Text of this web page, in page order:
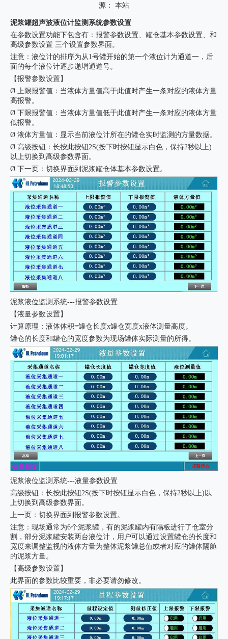
源： 本站
["wechat","weibo","qzone","douban","email"]
泥浆罐超声波液位计监测系统参数设置
在参数设置功能下包含有：报警参数设置、罐仓基本参数设置、和
高级参数设置 三个设置参数界面。
注意：液位计的排序为从1号罐开始的第一个液位计为通道一，后
面的每个液位计逐步递增通道号。
【报警参数设置】
Ø 上限报警值：当液体方量值高于此值时产生一条对应的液体方量
高报警。
Ø 下限报警值：当液体方量值低于此值时产生一条对应的液体方量
低报警。
Ø 液体方量值：显示当前液位计所在的罐仓实时监测的方量数据。
Ø 高级按钮：长按此按钮2S(按下时按钮显示白色，保持2秒以上)
以上切换到高级参数界面。
Ø 下一页：切换界面到泥浆罐仓体基本参数设置。
泥浆液位监测系统---报警参数设置
【液量参数设置】
计算原理：液体体积=罐仓长度x罐仓宽度x液体测量高度。
罐仓的长度和罐仓的宽度参数为现场罐体实际测量的所得。
泥浆液位监测系统---液量参数设置
高级按钮：长按此按钮2S(按下时按钮显示白色，保持2秒以上)以
上切换到高级参数界面。
上一页：切换界面到报警参数设置。
注意：现场通常为6个泥浆罐，有的泥浆罐内有隔板进行了仓室分
割，部分泥浆罐安装两台液位计，用户可以通过设置罐仓的长度和
宽度来调整监视的液体方量为整体泥浆罐总值或者对应的罐体隔舱
的泥浆方量。
【高级参数设置】
此界面的参数比较重要，非必要请勿修改。